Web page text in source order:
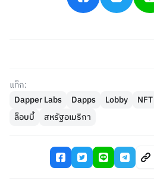
แท็ก:
Dapper Labs
Dapps Lobby NFT
ล็อบบี้
สหรัฐอเมริกา